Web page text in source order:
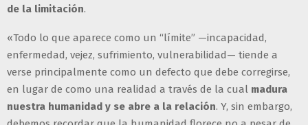
de la limitación.
«Todo lo que aparece como un “límite” —incapacidad,
enfermedad, vejez, sufrimiento, vulnerabilidad— tiende a
verse principalmente como un defecto que debe corregirse,
en lugar de como una realidad a través de la cual madura
nuestra humanidad y se abre a la relación. Y, sin embargo,